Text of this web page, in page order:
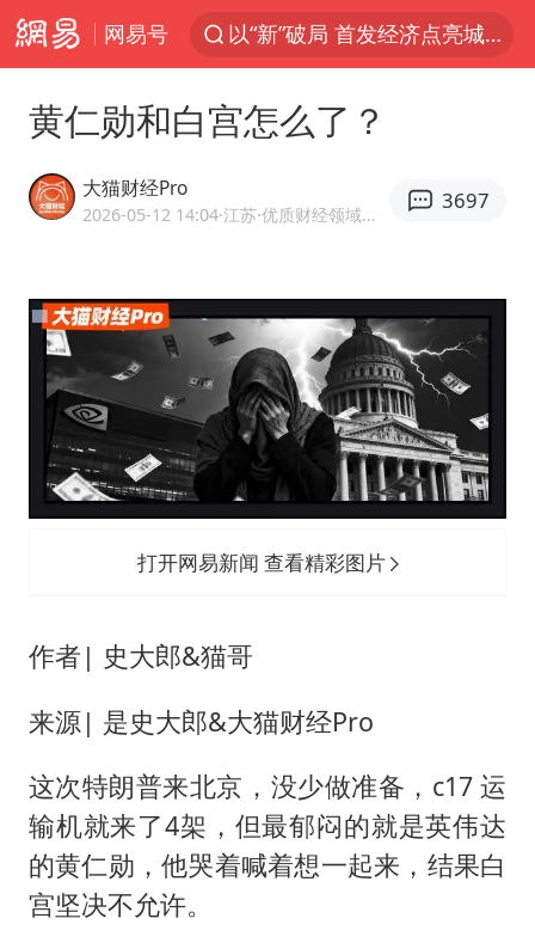
网易号
以“新”破局 首发经济点亮城市消费活力
胡塞武装袭扰红海航运行动升级
感觉全东北都在等7号
扎哈罗娃批广岛市长不提美国原子弹
多地要求领导干部带头休假
首次证实！“胶球”存在
奋进开新局 实干挑大梁
黄仁勋和白宫怎么了？
大猫财经Pro
2026-05-12 14:04·江苏 ·优质财经领域创作者
3697
打开网易新闻 查看精彩图片
作者| 史大郎&猫哥
来源| 是史大郎&大猫财经Pro
这次特朗普来北京，没少做准备，c17 运
输机就来了4架，但最郁闷的就是英伟达
的黄仁勋 ，他哭着喊着想一起来，结果白
宫坚决不允许。